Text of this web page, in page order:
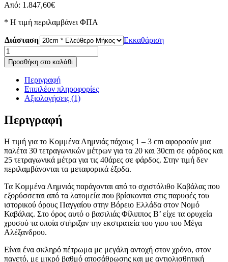
Από: 1.847,60€
* H τιμή περιλαμβάνει ΦΠΑ
Διάσταση
Εκκαθάριση
Κομμένα
Λημνιάς
ποσότητα
Προσθήκη στο καλάθι
Περιγραφή
Επιπλέον πληροφορίες
Αξιολογήσεις (1)
Περιγραφή
Η τιμή για το Κομμένα Λημνιάς πάχους 1 – 3 cm αφορoούν μια
παλέτα 30 τετραγωνικών μέτρων για τα 20 και 30cm σε φάρδος και
25 τετραγωνικά μέτρα για τις 40άρες σε φάρδος. Στην τιμή δεν
περιλαμβάνονται τα μεταφορικά έξοδα.
Τα Κομμένα Λημνιάς παράγονται από το σχιστόλιθο Καβάλας που
εξορύσσεται από τα λατομεία που βρίσκονται στις παρυφές του
ιστορικού όρους Παγγαίου στην Βόρειο Ελλάδα στον Νομό
Καβάλας. Στο όρος αυτό ο βασιλιάς Φίλιππος Β’ είχε τα ορυχεία
χρυσού τα οποία στήριξαν την εκστρατεία του γιου του Μέγα
Αλέξανδρου.
Είναι ένα σκληρό πέτρωμα με μεγάλη αντοχή στον χρόνο, στον
παγετό, με μικρό βαθμό αποσάθρωσης και με αντιολισθητική